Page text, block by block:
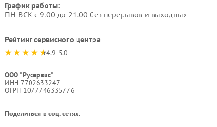
График работы:
ПН-ВСК с 9:00 до 21:00 без перерывов и выходных
Рейтинг сервисного центра
4.9-5.0
ООО "Русервис"
ИНН 7702633247
ОГРН 1077746335776
Поделиться в соц. сетях: